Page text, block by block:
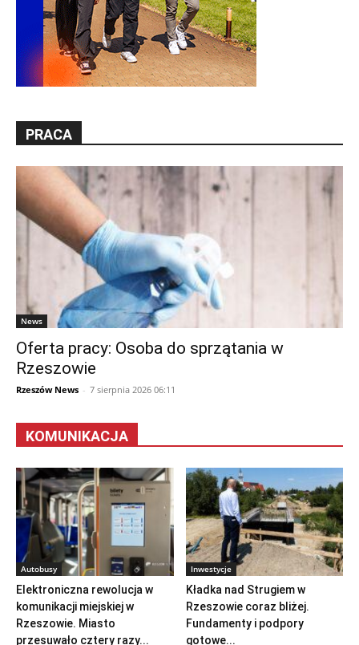
PRACA
News
Oferta pracy: Osoba do sprzątania w
Rzeszowie
Rzeszów News - 7 sierpnia 2026 06:11
KOMUNIKACJA
Autobusy
Elektroniczna rewolucja w
komunikacji miejskiej w
Rzeszowie. Miasto
przesuwało cztery razy...
Inwestycje
Kładka nad Strugiem w
Rzeszowie coraz bliżej.
Fundamenty i podpory
gotowe...